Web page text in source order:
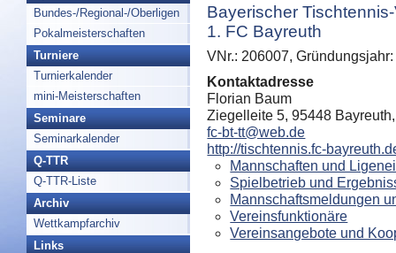
Bundes-/Regional-/Oberligen
Pokalmeisterschaften
Turniere
Turnierkalender
mini-Meisterschaften
Seminare
Seminarkalender
Q-TTR
Q-TTR-Liste
Archiv
Wettkampfarchiv
Links
Bayerischer
1. FC Bayreuth
VNr.: 206007,
Kontaktadresse
Florian Baum
Ziegelleite 5, 95448
fc-bt-tt@web.de
http://tischtennis.fc-
Mannschaften und
Spielbetrieb und
Mannschaftsmeldungen
Vereinsfunktionäre
Vereinsangebote und